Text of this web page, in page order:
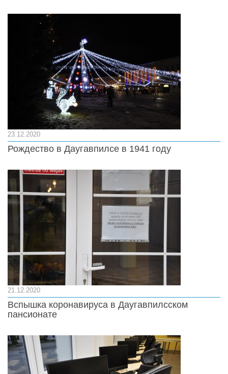
23.12.2020
Рождество в Даугавпилсе в 1941 году
21.12.2020
Вспышка коронавируса в Даугавпилсском
пансионате